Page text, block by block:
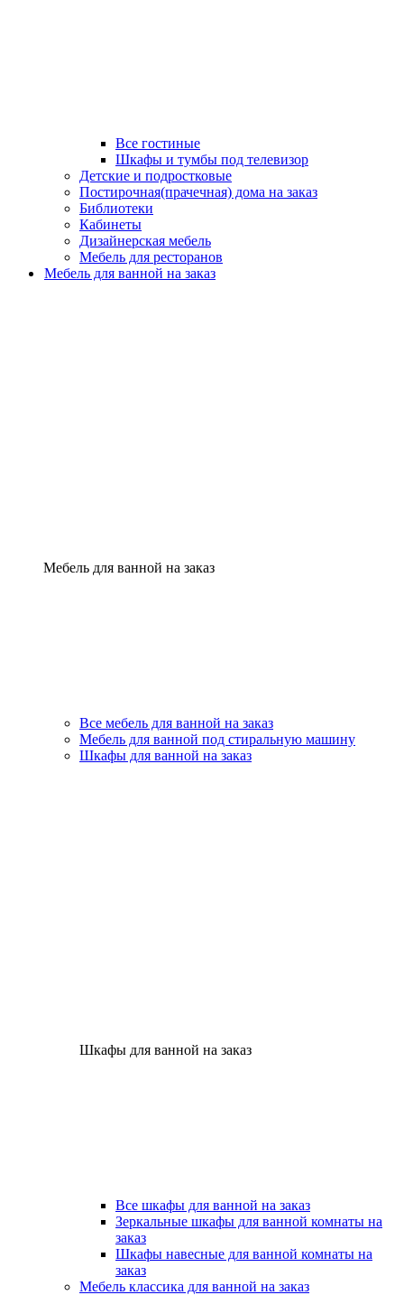
Все гостиные
Шкафы и тумбы под телевизор
Детские и подростковые
Постирочная(прачечная) дома на заказ
Библиотеки
Кабинеты
Дизайнерская мебель
Мебель для ресторанов
Мебель для ванной на заказ
Мебель для ванной на заказ
Все мебель для ванной на заказ
Мебель для ванной под стиральную машину
Шкафы для ванной на заказ
Шкафы для ванной на заказ
Все шкафы для ванной на заказ
Зеркальные шкафы для ванной комнаты на
заказ
Шкафы навесные для ванной комнаты на
заказ
Мебель классика для ванной на заказ